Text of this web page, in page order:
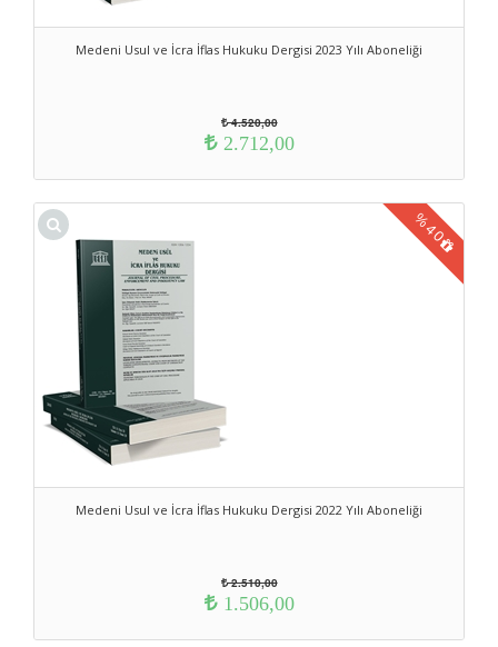
Medeni Usul ve İcra İflas Hukuku Dergisi 2023 Yılı Aboneliği
4.520,00
2.712,00
Medeni Usul ve İcra İflas Hukuku Dergisi 2022 Yılı Aboneliği
%40
2.510,00
1.506,00